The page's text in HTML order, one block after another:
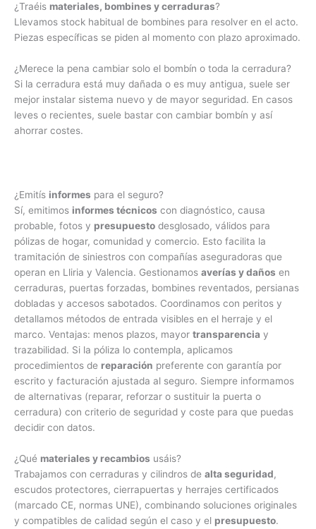
¿Traéis materiales, bombines y cerraduras?
Llevamos stock habitual de bombines para resolver en el acto.
Piezas específicas se piden al momento con plazo aproximado.
¿Merece la pena cambiar solo el bombín o toda la cerradura?
Si la cerradura está muy dañada o es muy antigua, suele ser
mejor instalar sistema nuevo y de mayor seguridad. En casos
leves o recientes, suele bastar con cambiar bombín y así
ahorrar costes.
¿Emitís informes para el seguro?
Sí, emitimos informes técnicos con diagnóstico, causa
probable, fotos y presupuesto desglosado, válidos para
pólizas de hogar, comunidad y comercio. Esto facilita la
tramitación de siniestros con compañías aseguradoras que
operan en Lliria y Valencia. Gestionamos averías y daños en
cerraduras, puertas forzadas, bombines reventados, persianas
dobladas y accesos sabotados. Coordinamos con peritos y
detallamos métodos de entrada visibles en el herraje y el
marco. Ventajas: menos plazos, mayor transparencia y
trazabilidad. Si la póliza lo contempla, aplicamos
procedimientos de reparación preferente con garantía por
escrito y facturación ajustada al seguro. Siempre informamos
de alternativas (reparar, reforzar o sustituir la puerta o
cerradura) con criterio de seguridad y coste para que puedas
decidir con datos.
¿Qué materiales y recambios usáis?
Trabajamos con cerraduras y cilindros de alta seguridad,
escudos protectores, cierrapuertas y herrajes certificados
(marcado CE, normas UNE), combinando soluciones originales
y compatibles de calidad según el caso y el presupuesto.